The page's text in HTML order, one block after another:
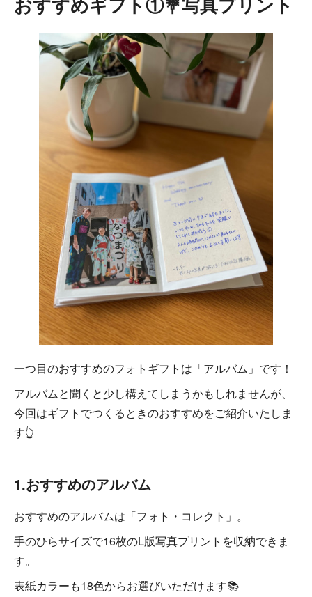
一つ目のおすすめのフォトギフトは「アルバム」です！
アルバムと聞くと少し構えてしまうかもしれませんが、
今回はギフトでつくるときのおすすめをご紹介いたしま
す👆
1.おすすめのアルバム
おすすめのアルバムは「フォト・コレクト」。
手のひらサイズで16枚のL版写真プリントを収納できま
す。
表紙カラーも18色からお選びいただけます📚